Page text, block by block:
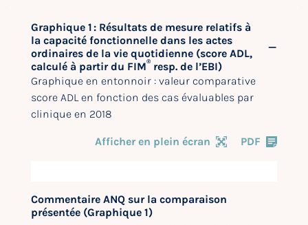
Graphique 1 : Résultats de mesure relatifs à
la capacité fonctionnelle dans les actes
ordinaires de la vie quotidienne (score ADL,
calculé à partir du FIM® resp. de l’EBI)
Graphique en entonnoir : valeur comparative
score ADL en fonction des cas évaluables par
clinique en 2018
Afficher en plein écran PDF
Commentaire ANQ sur la comparaison
présentée (Graphique 1)